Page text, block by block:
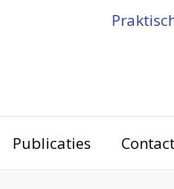
Publicaties Contact